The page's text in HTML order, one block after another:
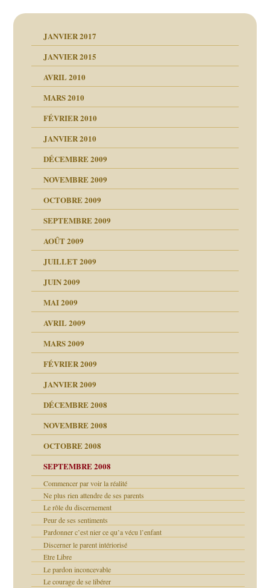
JANVIER 2017
JANVIER 2015
AVRIL 2010
MARS 2010
FÉVRIER 2010
JANVIER 2010
DÉCEMBRE 2009
NOVEMBRE 2009
OCTOBRE 2009
SEPTEMBRE 2009
AOÛT 2009
JUILLET 2009
JUIN 2009
MAI 2009
AVRIL 2009
MARS 2009
FÉVRIER 2009
JANVIER 2009
DÉCEMBRE 2008
NOVEMBRE 2008
OCTOBRE 2008
SEPTEMBRE 2008
Commencer par voir la réalité
Ne plus rien attendre de ses parents
Le rôle du discernement
Peur de ses sentiments
Pardonner c’est nier ce qu’a vécu l’enfant
Discerner le parent intériorisé
Etre Libre
Le pardon inconcevable
Le courage de se libérer